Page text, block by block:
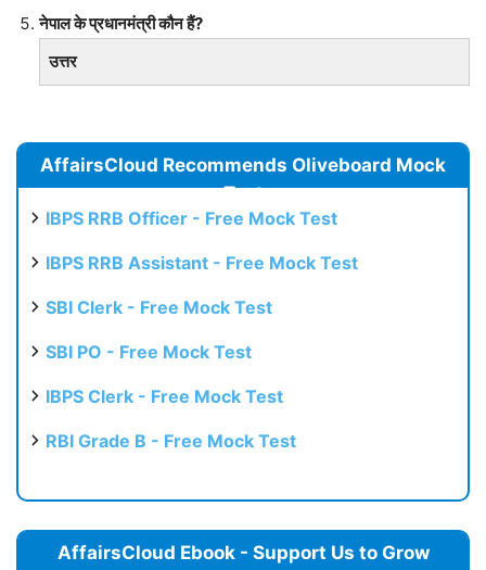
नेपाल के प्रधानमंत्री कौन हैं?
उत्तर
AffairsCloud Recommends Oliveboard Mock
Test
IBPS RRB Officer - Free Mock Test
IBPS RRB Assistant - Free Mock Test
SBI Clerk - Free Mock Test
SBI PO - Free Mock Test
IBPS Clerk - Free Mock Test
RBI Grade B - Free Mock Test
AffairsCloud Ebook - Support Us to Grow